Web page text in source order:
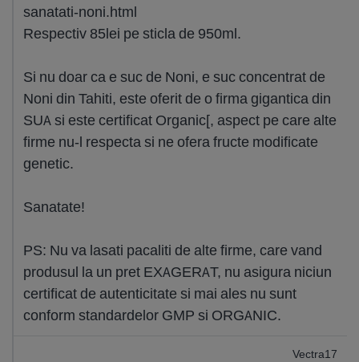
sanatati-noni.html
Respectiv 85lei pe sticla de 950ml.
Si nu doar ca e suc de Noni, e suc concentrat de
Noni din Tahiti, este oferit de o firma gigantica din
SUA si este certificat Organic[, aspect pe care alte
firme nu-l respecta si ne ofera fructe modificate
genetic.
Sanatate!
PS: Nu va lasati pacaliti de alte firme, care vand
produsul la un pret EXAGERAT, nu asigura niciun
certificat de autenticitate si mai ales nu sunt
conform standardelor GMP si ORGANIC.
Vectra17